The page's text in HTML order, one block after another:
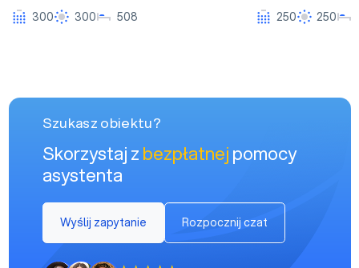
300
300 508
250
250
Szukasz obiektu?
Skorzystaj zbezpłatnejpomocy
asystenta
Wyślij zapytanie Rozpocznij czat